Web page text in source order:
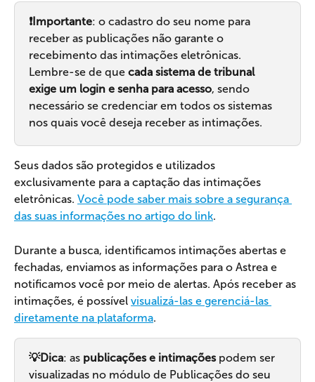
❗Importante: o cadastro do seu nome para
receber as publicações não garante o
recebimento das intimações eletrônicas.
Lembre-se de que cada sistema de tribunal
exige um login e senha para acesso, sendo
necessário se credenciar em todos os sistemas
nos quais você deseja receber as intimações.
Seus dados são protegidos e utilizados
exclusivamente para a captação das intimações
eletrônicas. Você pode saber mais sobre a segurança
das suas informações no artigo do link.
Durante a busca, identificamos intimações abertas e
fechadas, enviamos as informações para o Astrea e
notificamos você por meio de alertas. Após receber as
intimações, é possível visualizá-las e gerenciá-las
diretamente na plataforma.
💡Dica: as publicações e intimações podem ser
visualizadas no módulo de Publicações do seu